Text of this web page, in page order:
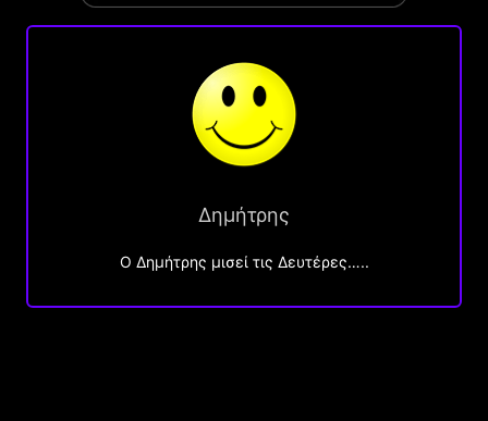
Δημήτρης
O Δημήτρης μισεί τις Δευτέρες…..